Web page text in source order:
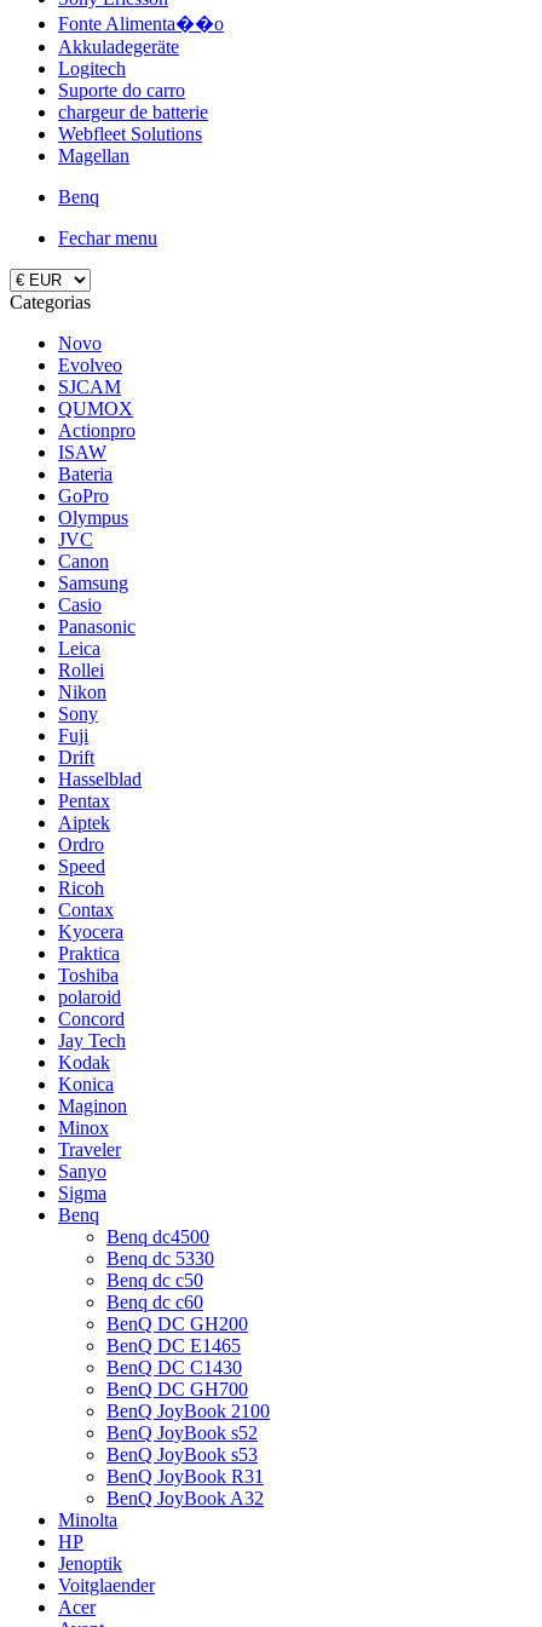
Fonte Alimenta��o
Akkuladegeräte
Logitech
Suporte do carro
chargeur de batterie
Webfleet Solutions
Magellan
Benq
Fechar menu
Categorias
Novo
Evolveo
SJCAM
QUMOX
Actionpro
ISAW
Bateria
GoPro
Olympus
JVC
Canon
Samsung
Casio
Panasonic
Leica
Rollei
Nikon
Sony
Fuji
Drift
Hasselblad
Pentax
Aiptek
Ordro
Speed
Ricoh
Contax
Kyocera
Praktica
Toshiba
polaroid
Concord
Jay Tech
Kodak
Konica
Maginon
Minox
Traveler
Sanyo
Sigma
Benq
Benq dc4500
Benq dc 5330
Benq dc c50
Benq dc c60
BenQ DC GH200
BenQ DC E1465
BenQ DC C1430
BenQ DC GH700
BenQ JoyBook 2100
BenQ JoyBook s52
BenQ JoyBook s53
BenQ JoyBook R31
BenQ JoyBook A32
Minolta
HP
Jenoptik
Voitglaender
Acer